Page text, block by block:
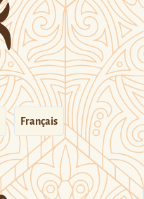
Français